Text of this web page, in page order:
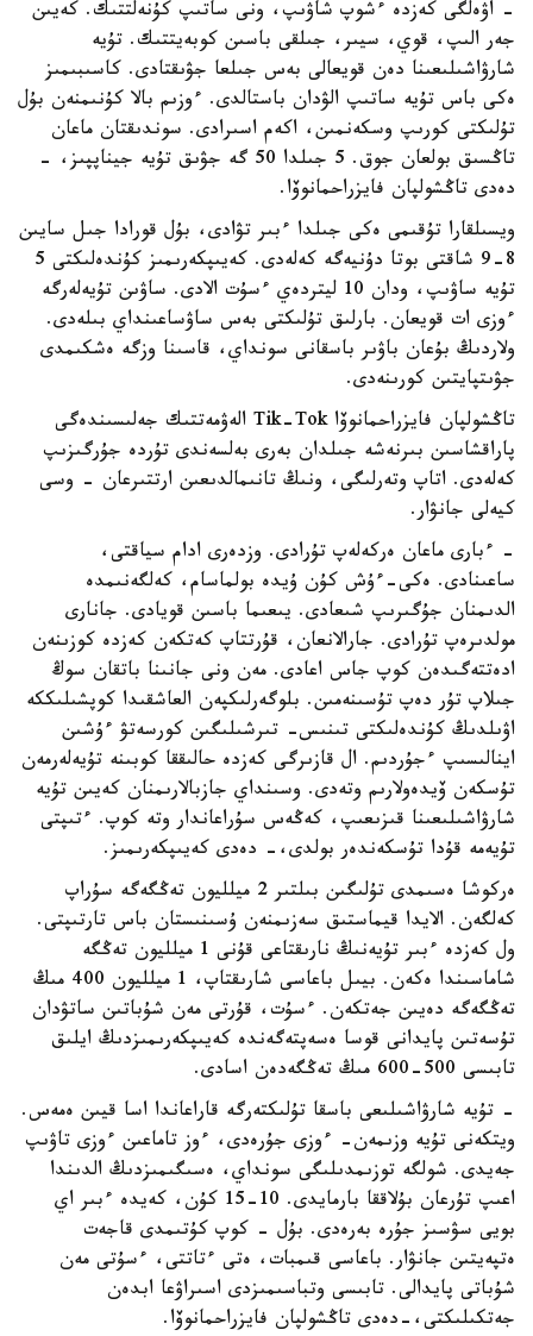
- اۋەلگى كەزدە ءشوپ شاۋىپ، ونى ساتىپ كۇنەلتتىك. كەيىن
جەر الىپ، قوي، سيىر، جىلقى باسىن كوبەيتتىك. تۇيە
شارۋاشىلىعىنا دەن قويعالى بەس جىلعا جۋىقتادى. كاسىبىمىز
ەكى باس تۇيە ساتىپ الۋدان باستالدى. ءوزىم بالا كۇنىمنەن بۇل
تۇلىكتى كورىپ وسكەنمىن، اكەم اسىرادى. سوندىقتان ماعان
تاڭسىق بولعان جوق. 5 جىلدا 50 گە جۋىق تۇيە جيناپپىز، -
دەدى تاڭشولپان فايزراحمانوۆا.
ويسىلقارا تۇقىمى ەكى جىلدا ءبىر تۋادى، بۇل قورادا جىل سايىن
8-9 شاقتى بوتا دۇنيەگە كەلەدى. كەيىپكەرىمىز كۇندەلىكتى 5
تۇيە ساۋىپ، ودان 10 ليتردەي ءسۇت الادى. ساۋىن تۇيەلەرگە
ءوزى ات قويعان. بارلىق تۇلىكتى بەس ساۋساعىنداي بىلەدى.
ولاردىڭ بۇعان باۋىر باسقانى سونداي، قاسىنا وزگە ەشكىمدى
جۋىتپايتىن كورىنەدى.
تاڭشولپان فايزراحمانوۆا Tik-Tok الەۋمەتتىك جەلىسىندەگى
پاراقشاسىن بىرنەشە جىلدان بەرى بەلسەندى تۇردە جۇرگىزىپ
كەلەدى. اتاپ وتەرلىگى، ونىڭ تانىمالدىعىن ارتتىرعان - وسى
كيەلى جانۋار.
- ءبارى ماعان ەركەلەپ تۇرادى. وزدەرى ادام سياقتى،
ساعىنادى. ەكى-ءۇش كۇن ۇيدە بولماسام، كەلگەنىمدە
الدىمنان جۇگىرىپ شىعادى. يىعىما باسىن قويادى. جانارى
مولدىرەپ تۇرادى. جارالانعان، قۇرتتاپ كەتكەن كەزدە كوزىنەن
ادەتتەگىدەن كوپ جاس اعادى. مەن ونى جانىنا باتقان سوڭ
جىلاپ تۇر دەپ تۇسىنەمىن. بلوگەرلىكپەن العاشقىدا كوپشىلىككە
اۋىلدىڭ كۇندەلىكتى تىنىس- تىرشىلىگىن كورسەتۋ ءۇشىن
اينالىسىپ ءجۇردىم. ال قازىرگى كەزدە حالىققا كوبىنە تۇيەلەرمەن
تۇسكەن ۆيدەولارىم وتەدى. وسىنداي جازبالارىمنان كەيىن تۇيە
شارۋاشىلىعىنا قىزىعىپ، كەڭەس سۇراعاندار وتە كوپ. ءتىپتى
تۇيەمە قۇدا تۇسكەندەر بولدى،- دەدى كەيىپكەرىمىز.
ەركوشا ەسىمدى تۇلىگىن بىلتىر 2 ميلليون تەڭگەگە سۇراپ
كەلگەن. الايدا قيماستىق سەزىمنەن ۇسىنىستان باس تارتىپتى.
ول كەزدە ءبىر تۇيەنىڭ نارىقتاعى قۇنى 1 ميلليون تەڭگە
شاماسىندا ەكەن. بيىل باعاسى شارىقتاپ، 1 ميلليون 400 مىڭ
تەڭگەگە دەيىن جەتكەن. ءسۇت، قۇرتى مەن شۇباتىن ساتۋدان
تۇسەتىن پايدانى قوسا ەسەپتەگەندە كەيىپكەرىمىزدىڭ ايلىق
تابىسى 500-600 مىڭ تەڭگەدەن اسادى.
- تۇيە شارۋاشىلىعى باسقا تۇلىكتەرگە قاراعاندا اسا قيىن ەمەس.
ويتكەنى تۇيە وزىمەن- ءوزى جۇرەدى، ءوز تاماعىن ءوزى تاۋىپ
جەيدى. شولگە توزىمدىلىگى سونداي، ەسىگىمىزدىڭ الدىندا
اعىپ تۇرعان بۇلاققا بارمايدى. 10-15 كۇن، كەيدە ءبىر اي
بويى سۋسىز جۇرە بەرەدى. بۇل - كوپ كۇتىمدى قاجەت
ەتپەيتىن جانۋار. باعاسى قىمبات، ەتى ءتاتتى، ءسۇتى مەن
شۇباتى پايدالى. تابىسى وتباسىمىزدى اسىراۋعا ابدەن
جەتكىلىكتى،-دەدى تاڭشولپان فايزراحمانوۆا.